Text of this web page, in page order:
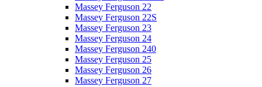
Massey Ferguson 22
Massey Ferguson 22S
Massey Ferguson 23
Massey Ferguson 24
Massey Ferguson 240
Massey Ferguson 25
Massey Ferguson 26
Massey Ferguson 27